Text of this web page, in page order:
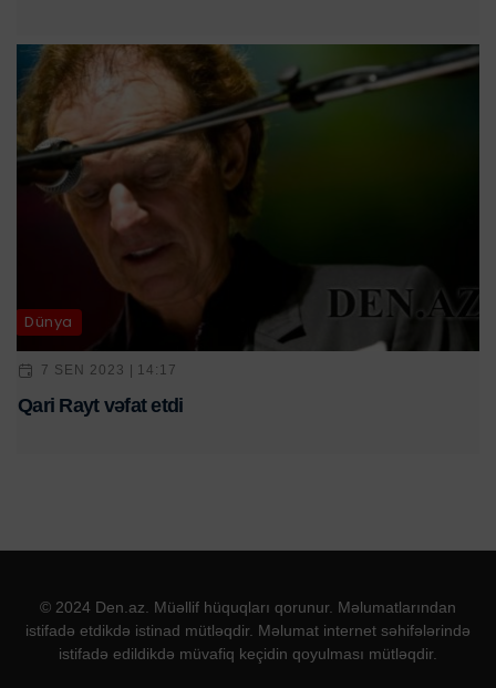
Dünya
7 SEN 2023 | 14:17
Qari Rayt vəfat etdi
© 2024 Den.az. Müəllif hüquqları qorunur. Məlumatlarından
istifadə etdikdə istinad mütləqdir. Məlumat internet səhifələrində
istifadə edildikdə müvafiq keçidin qoyulması mütləqdir.